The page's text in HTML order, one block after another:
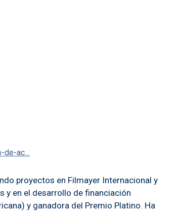
de-ac…
proyectos en Filmayer Internacional y
y en el desarrollo de financiación
y ganadora del Premio Platino. Ha